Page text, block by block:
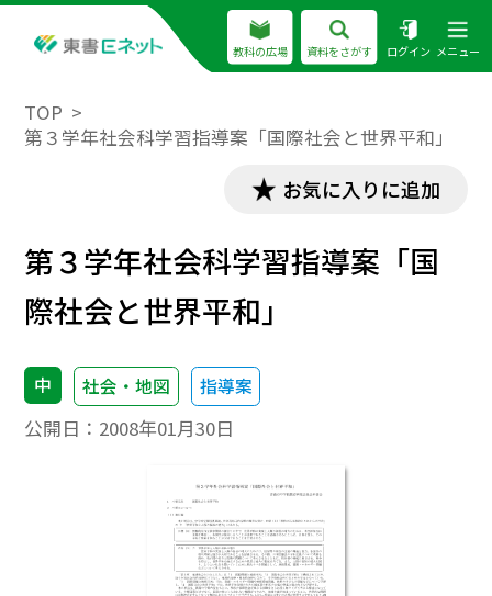
教科の広場 資料をさがす ログイン メニュー
TOP
第３学年社会科学習指導案「国際社会と世界平和」
お気に入りに追加
第３学年社会科学習指導案「国
際社会と世界平和」
中 社会・地図 指導案
公開日： 2008年01月30日